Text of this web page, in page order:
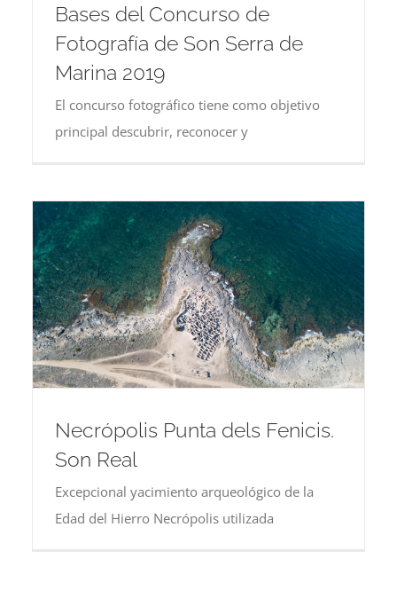
Bases del Concurso de
Fotografía de Son Serra de
Marina 2019
El concurso fotográfico tiene como objetivo
principal descubrir, reconocer y
Necrópolis Punta dels Fenicis.
Son Real
Excepcional yacimiento arqueológico de la
Edad del Hierro Necrópolis utilizada